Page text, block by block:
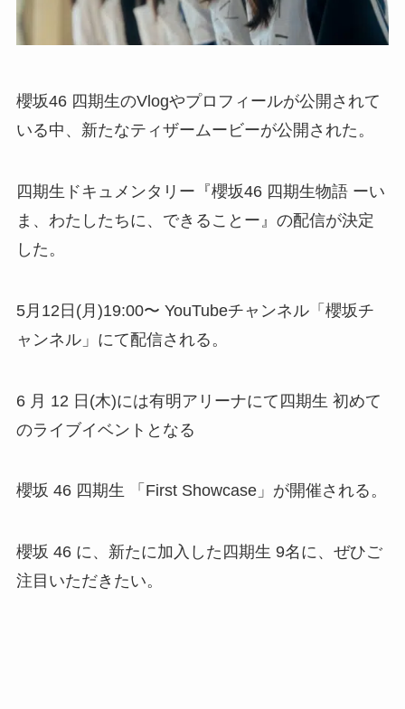
櫻坂46 四期生のVlogやプロフィールが公開されて
いる中、新たなティザームービーが公開された。
四期生ドキュメンタリー『櫻坂46 四期生物語 ーい
ま、わたしたちに、できることー』の配信が決定
した。
5月12日(月)19:00〜 YouTubeチャンネル「櫻坂チ
ャンネル」にて配信される。
6 月 12 日(木)には有明アリーナにて四期生 初めて
のライブイベントとなる
櫻坂 46 四期生 「First Showcase」が開催される。
櫻坂 46 に、新たに加入した四期生 9名に、ぜひご
注目いただきたい。